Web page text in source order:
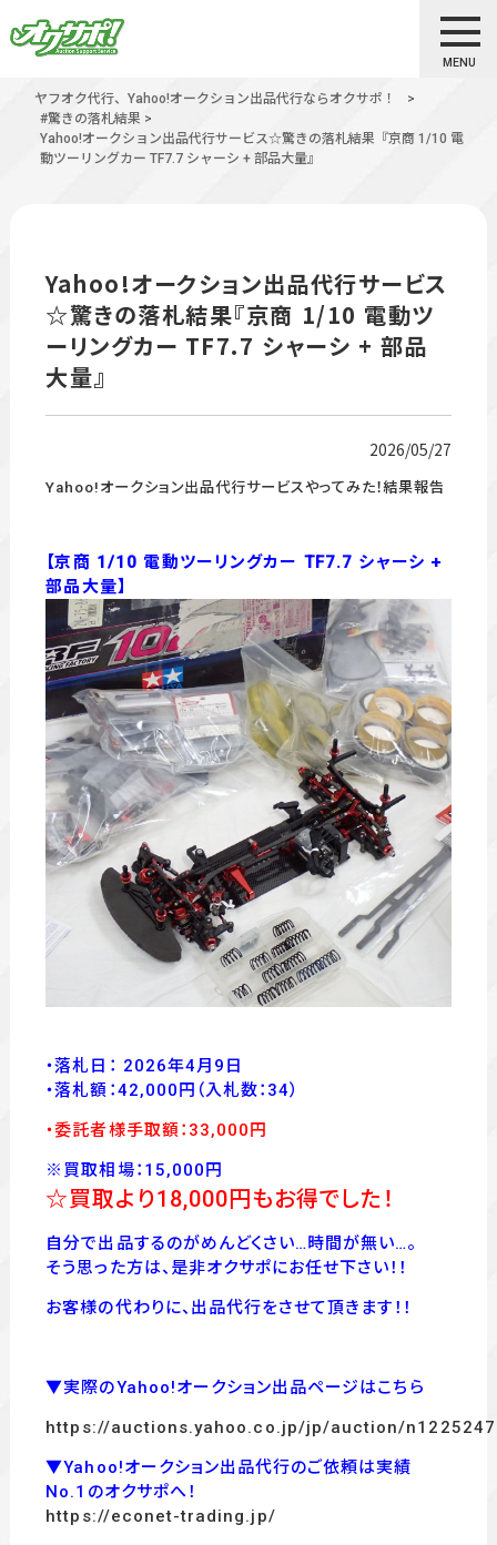
MENU
ヤフオク代行、Yahoo!オークション出品代行ならオクサポ！
>
#驚きの落札結果 >
Yahoo!オークション出品代行サービス☆驚きの落札結果『京商 1/10 電
動ツーリングカー TF7.7 シャーシ + 部品大量』
Yahoo!オークション出品代行サービス
☆驚きの落札結果『京商 1/10 電動ツ
ーリングカー TF7.7 シャーシ + 部品
大量』
2026/05/27
Yahoo!オークション出品代行サービスやってみた！結果報告
【京商 1/10 電動ツーリングカー TF7.7 シャーシ +
部品大量】
・落札日： 2026年4月9日
・落札額：42,000 円 （入札数：34）
・委託者様手取額：33,000 円
※買取相場：15,000円
☆買取より18,000円もお得でした！
自分で出品するのがめんどくさい…時間が無い…。
そう思った方は、是非オクサポにお任せ下さい！！
お客様の代わりに、出品代行をさせて頂きます！！
▼実際のYahoo!オークション出品ページはこちら
https://auctions.yahoo.co.jp/jp/auction/
▼Yahoo!オークション出品代行のご依頼は実績
No.1のオクサポへ！
https://econet-trading.jp/